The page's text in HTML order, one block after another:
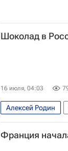
Шоколад в
16 июля, 04:03
Алексей Родин
Федеральная
Франция